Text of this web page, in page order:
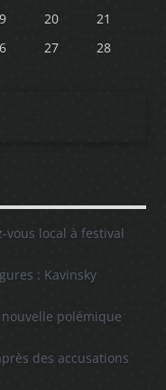
20
21
27
28
vous local à festival
: Kavinsky
polémique
des accusations